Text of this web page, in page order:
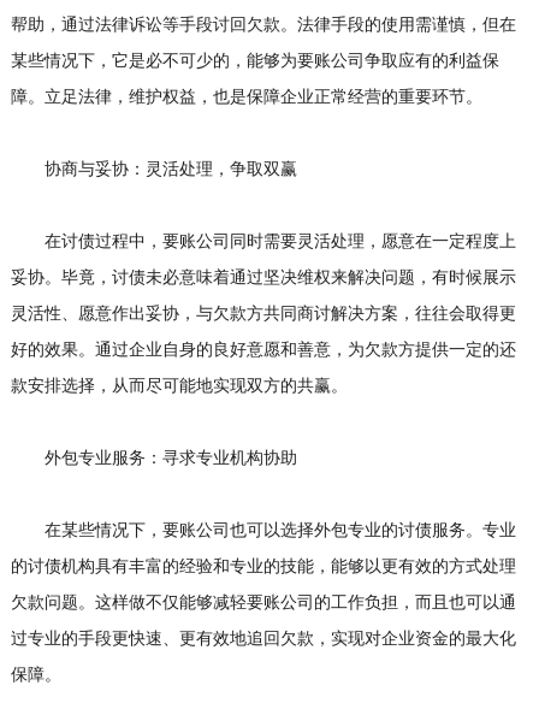
帮助，通过法律诉讼等手段讨回欠款。法律手段的使用需谨慎，但在
某些情况下，它是必不可少的，能够为要账公司争取应有的利益保
障。立足法律，维护权益，也是保障企业正常经营的重要环节。
协商与妥协：灵活处理，争取双赢
在讨债过程中，要账公司同时需要灵活处理，愿意在一定程度上
妥协。毕竟，讨债未必意味着通过坚决维权来解决问题，有时候展示
灵活性、愿意作出妥协，与欠款方共同商讨解决方案，往往会取得更
好的效果。通过企业自身的良好意愿和善意，为欠款方提供一定的还
款安排选择，从而尽可能地实现双方的共赢。
外包专业服务：寻求专业机构协助
在某些情况下，要账公司也可以选择外包专业的讨债服务。专业
的讨债机构具有丰富的经验和专业的技能，能够以更有效的方式处理
欠款问题。这样做不仅能够减轻要账公司的工作负担，而且也可以通
过专业的手段更快速、更有效地追回欠款，实现对企业资金的最大化
保障。